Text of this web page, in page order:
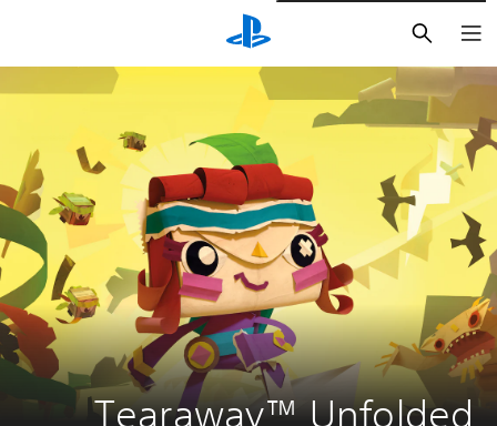
Tearaway™ Unfolded